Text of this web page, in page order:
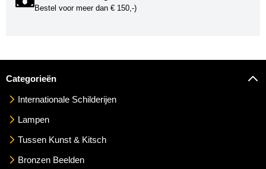
Bestel voor meer dan € 150,-)
Categorieën
Internationale Schilderijen
Lampen
Tussen Kunst & Kitsch
Bronzen Beelden